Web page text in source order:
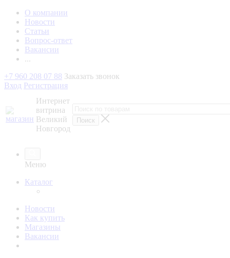
О компании
Новости
Статьи
Вопрос-ответ
Вакансии
...
+7 960 208 07 88 Заказать звонок
Вход Регистрация
Интернет
витрина
Великий
Новгород
Меню
Каталог
Новости
Как купить
Магазины
Вакансии